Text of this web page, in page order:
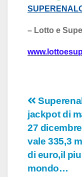
– Lotto e
www.
articoli
jackpot di
27
vale 335,3
di euro,il
mondo…